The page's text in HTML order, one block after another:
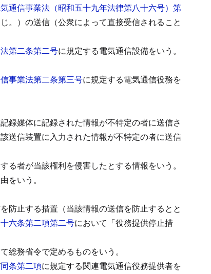
通信事業法（昭和五十九年法律第八十六号）第
。）の送信（公衆によって直接受信されること
第二条第二号に規定する電気通信設備をいう。
事業法第二条第三号に規定する電気通信役務を
録媒体に記録された情報が不特定の者に送信さ
送信装置に入力された情報が不特定の者に送信
者が当該権利を侵害したとする情報をいう。
をいう。
防止する措置（当該情報の送信を防止するとと
六条第二項第二号において「役務提供停止措
総務省令で定めるものをいう。
同条第二項に規定する関連電気通信役務提供者を